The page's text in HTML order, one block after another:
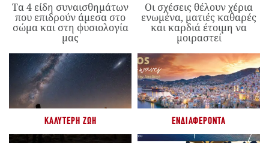
Τα 4 είδη συναισθημάτων
που επιδρούν άμεσα στο
σώμα και στη φυσιολογία
μας
Οι σχέσεις θέλουν χέρια
ενωμένα, ματιές καθαρές
και καρδιά έτοιμη να
μοιραστεί
ΚΑΛΎΤΕΡΗ ΖΩΉ ΕΝΔΙΑΦΈΡΟΝΤΑ